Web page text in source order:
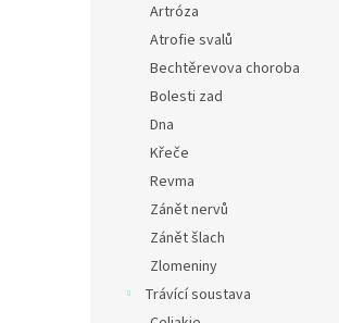
Artróza
Atrofie svalů
Bechtěrevova choroba
Bolesti zad
Dna
Křeče
Revma
Zánět nervů
Zánět šlach
Zlomeniny
Trávící soustava